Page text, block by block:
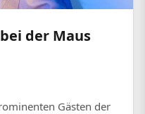
der Maus
Gästen der